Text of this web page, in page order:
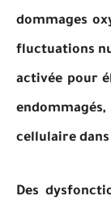
dommages
fluctuations
activée pour
cellulaire
Des